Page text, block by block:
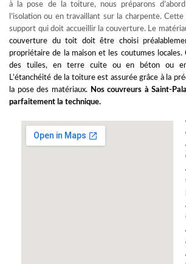
à la pose de la toiture, nous préparons
l’isolation ou en travaillant sur la charpente.
support qui doit accueillir la couverture. Le
couverture du toit doit être choisi
propriétaire de la maison et les coutumes
des tuiles, en terre cuite ou en béton ou
L’étanchéité de la toiture est assurée grâce à la
la pose des matériaux. Nos couvreurs à Saint-
parfaitement la technique.